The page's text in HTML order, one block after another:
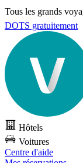
Tous les grands
DOTS gratuitement
Hôtels
Voitures
Centre d'aide